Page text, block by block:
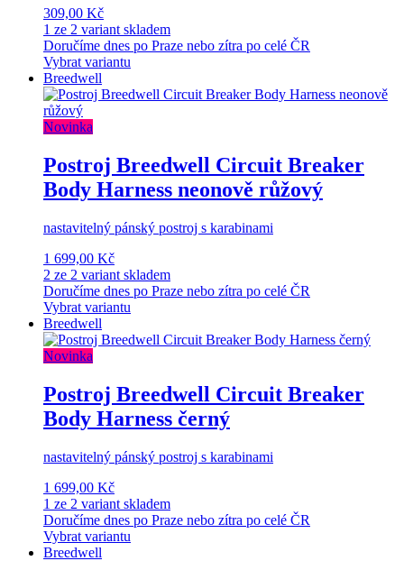
309,00 Kč
1 ze 2 variant skladem
Doručíme dnes po Praze nebo zítra po celé ČR
Vybrat variantu
Breedwell
Novinka
Postroj Breedwell Circuit Breaker
Body Harness neonově růžový
nastavitelný pánský postroj s karabinami
1 699,00 Kč
2 ze 2 variant skladem
Doručíme dnes po Praze nebo zítra po celé ČR
Vybrat variantu
Breedwell
Novinka
Postroj Breedwell Circuit Breaker
Body Harness černý
nastavitelný pánský postroj s karabinami
1 699,00 Kč
1 ze 2 variant skladem
Doručíme dnes po Praze nebo zítra po celé ČR
Vybrat variantu
Breedwell